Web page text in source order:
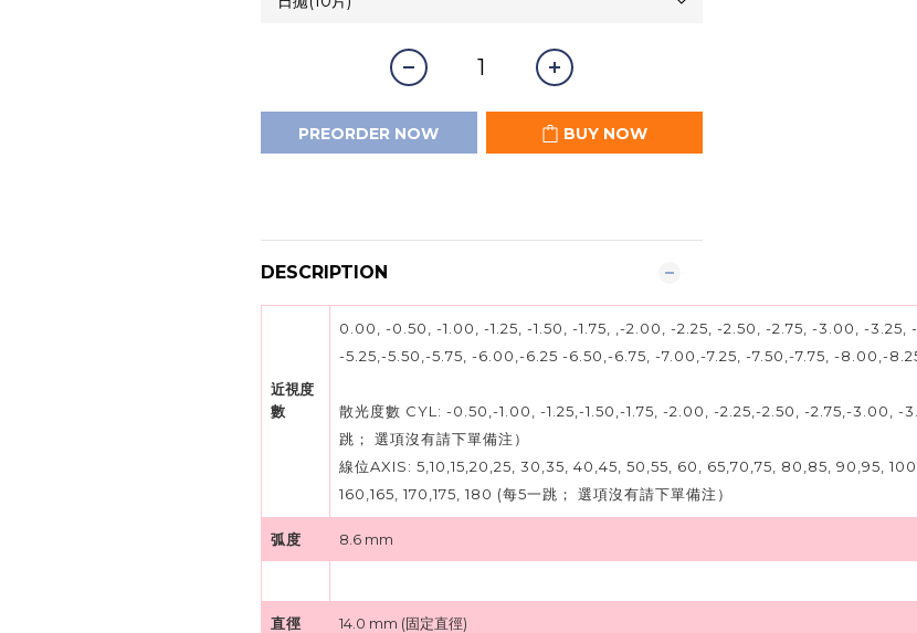
PREORDER NOW BUY NOW
DESCRIPTION
近視度
數
0.00, -0.50, -1.00, -1.25, -1.50, -1.75, ,-2.00, -2.25, -2.50, -2.75, -3.00, -
-5.25,-5.50,-5.75, -6.00,-6.25 -6.50,-6.75, -7.00,-7.25, -7.50,-7.75, -8.00,-
散光度數 CYL: -0.50,-1.00, -1.25,-1.50,-1.75, -2.00, -2.25,-2.50, -2.75,-3.00,
跳； 選項沒有請下單備注）
線位AXIS: 5, 10,15,20,25, 30,35, 40,45, 50,55, 60, 65,70,75, 80,85, 90,95,
160,165, 170,175, 180 (每5一跳； 選項沒有請下單備注）
弧度 8.6 mm
直徑 14.0 mm (固定直徑)